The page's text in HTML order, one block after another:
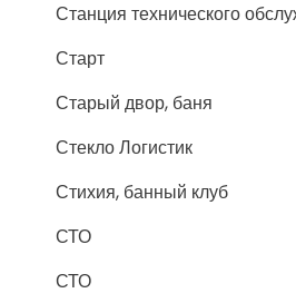
Станция технического
Старт
Старый двор, баня
Стекло Логистик
Стихия, банный клуб
СТО
СТО